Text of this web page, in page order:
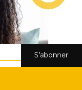
S’abonner